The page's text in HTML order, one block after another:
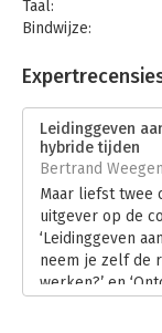
Taal:
Bindwijze:
Bestandsformaat:
Druk:
Hoofdrubriek:
Leidinggeven
hybride tijden
Bertrand
Maar liefst twee
uitgever op de
‘Leidinggeven
neem je zelf de
werken?’ en